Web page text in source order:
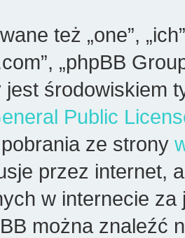
też „one”,
„phpBB
jest środowiskiem
Public
ze strony
przez internet,
w internecie
można znaleźć